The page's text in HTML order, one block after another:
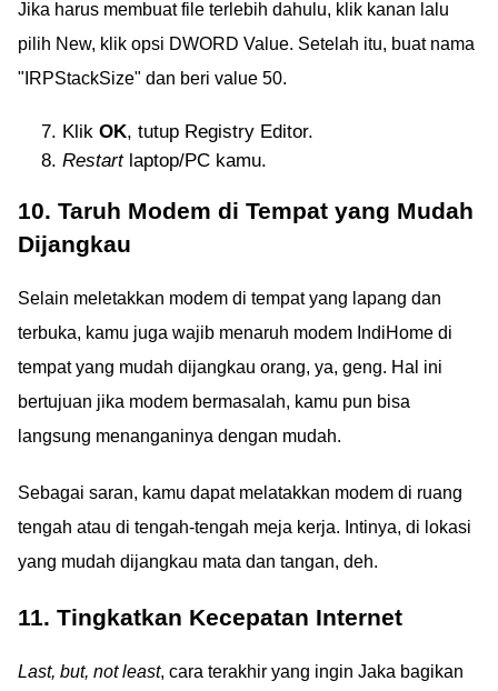
Jika harus membuat file terlebih dahulu, klik kanan lalu
pilih New, klik opsi DWORD Value. Setelah itu, buat nama
"IRPStackSize" dan beri value 50.
Klik OK, tutup Registry Editor.
Restartlaptop/PC kamu.
10. Taruh Modem di Tempat yang Mudah
Dijangkau
Selain meletakkan modem di tempat yang lapang dan
terbuka, kamu juga wajib menaruh modem IndiHome di
tempat yang mudah dijangkau orang, ya, geng. Hal ini
bertujuan jika modem bermasalah, kamu pun bisa
langsung menanganinya dengan mudah.
Sebagai saran, kamu dapat melatakkan modem di ruang
tengah atau di tengah-tengah meja kerja. Intinya, di lokasi
yang mudah dijangkau mata dan tangan, deh.
11. Tingkatkan Kecepatan Internet
Last, but, not least, cara terakhir yang ingin Jaka bagikan